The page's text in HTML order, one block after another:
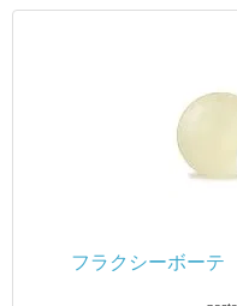
フラクシーボー